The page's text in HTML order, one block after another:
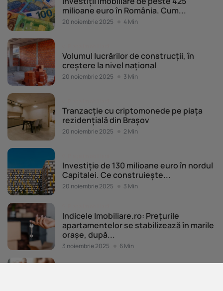
milioane euro în România. Cum...
20 noiembrie 2025 4 Min
Volumul lucrărilor de construcții, în
creștere la nivel național
20 noiembrie 2025 3 Min
Tranzacție cu criptomonede pe piața
rezidențială din Brașov
20 noiembrie 2025 2 Min
Investiție de 130 milioane euro în nordul
Capitalei. Ce construiește...
20 noiembrie 2025 3 Min
Indicele Imobiliare.ro: Prețurile
apartamentelor se stabilizează în marile
orașe, după...
3 noiembrie 2025 6 Min
Piața imobiliară